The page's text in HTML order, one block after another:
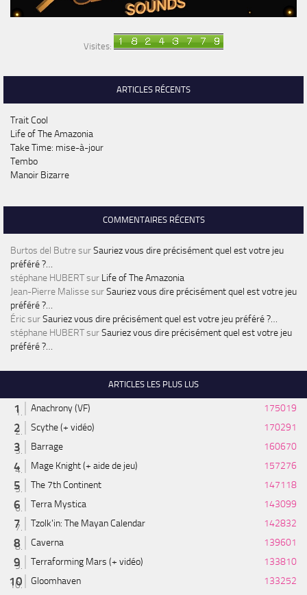
Visites:
ARTICLES RÉCENTS
Trait Cool
Life of The Amazonia
Take Time: mise-à-jour
Tembo
Manoir Bizarre
COMMENTAIRES RÉCENTS
Burtos del ButresurSauriez vous dire précisément quel est votre jeu
préféré ?…
stéphane HUBERTsur Life of The Amazonia
Jean-Pierre MalissesurSauriez vous dire précisément quel est votre jeu
préféré ?…
ÉricsurSauriez vous dire précisément quel est votre jeu préféré ?…
stéphane HUBERTsurSauriez vous dire précisément quel est votre jeu
préféré ?…
ARTICLES LES PLUS LUS
Anachrony (VF)
175019
Scythe (+ vidéo)
170291
Barrage
160670
Mage Knight (+ aide de jeu)
157276
The 7th Continent
147118
Terra Mystica
143099
Tzolk'in: The Mayan Calendar
142832
Caverna
139601
Terraforming Mars (+ vidéo)
133810
Gloomhaven
133252